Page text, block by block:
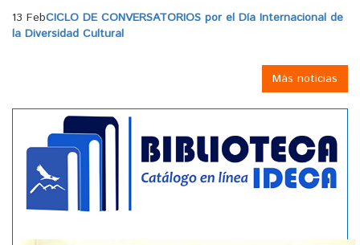
13 FebCICLO DE CONVERSATORIOS por el Día Internacional de
la Diversidad Cultural
Más noticias